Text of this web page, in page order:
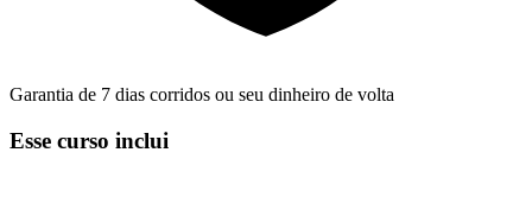
Garantia de 7 dias corridos ou seu dinheiro de volta
Esse curso inclui